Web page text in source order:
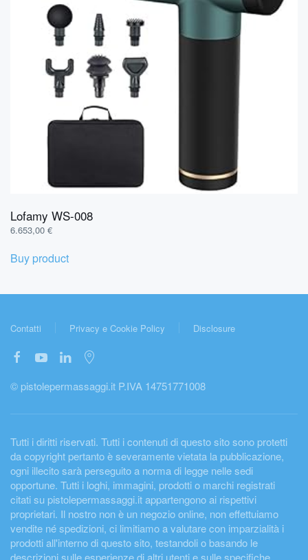
Lofamy ‎WS-008
6.653,00 €
Buy product
Contatti Privacy e Cookie Policy Disclosure
© pistolepermassaggi.it P.IVA 14751771008
Tutti i diritti riservati. Tutti i contenuti di questo sito sono protetti
da copyright pertanto è severamente vietata la pubblicazione,
ogni illecito sarà perseguito a norma di legge nelle sedi
opportune. Tutti i loghi, immagini, prodotti o marchi registrati
citati su pistolepermassaggi.it appartengono ai rispettivi
proprietari. Il nostro non è un negozio online, non effettuiamo
vendite né spedizioni, ci limitiamo a valutare con imparzialità i
prodotti all'interno di questo sito, testandoli o basando le
descrizioni sulle esperienze di altri utenti e sulle specifiche